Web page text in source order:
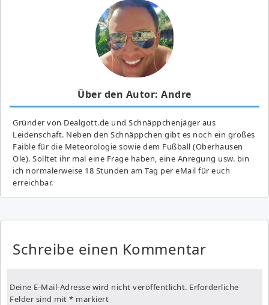
Über den Autor: Andre
Gründer von Dealgott.de und Schnäppchenjäger aus
Leidenschaft. Neben den Schnäppchen gibt es noch ein großes
Fai­ble für die Meteorologie sowie dem Fußball (Oberhausen
Ole). Solltet ihr mal eine Frage haben, eine Anregung usw. bin
ich normalerweise 18 Stunden am Tag per eMail für euch
erreichbar.
Schreibe einen Kommentar
Deine E-Mail-Adresse wird nicht veröffentlicht. Erforderliche
Felder sind mit * markiert